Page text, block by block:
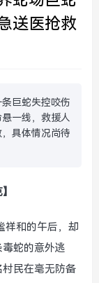
送医抢救
巨蛇失控咬伤
一线，救援人
具体情况尚待
祥和的午后，却
蛇的意外逃
民在毫无防备